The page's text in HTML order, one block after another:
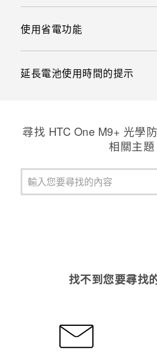
使用省電功能
延長電池使用時間的提示
尋找 HTC One M9+ 光學
相關主題
找不到您要尋找